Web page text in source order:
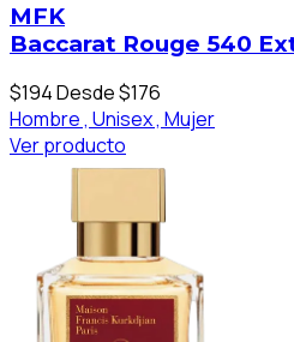
MFK
Baccarat Rouge 540
$194Desde $176
Hombre , Unisex , Mujer
Ver producto